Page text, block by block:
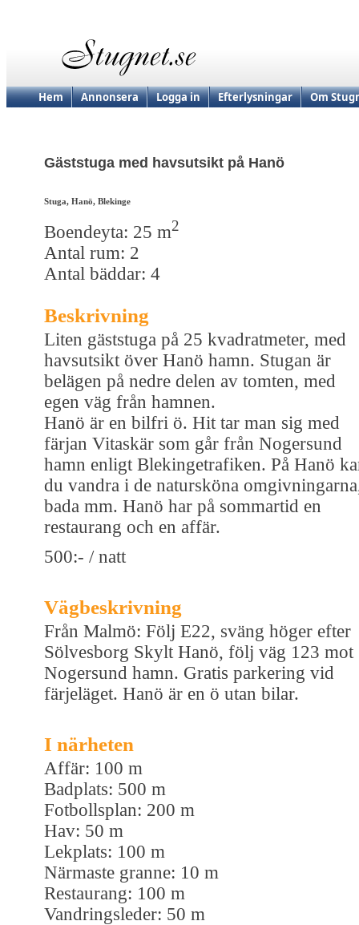
Hem Annonsera Logga in Efterlysningar Om
Gäststuga med havsutsikt på Hanö
Stuga, Hanö, Blekinge
Boendeyta: 25 m2
Antal rum: 2
Antal bäddar: 4
Beskrivning
Liten gäststuga på 25 kvadratmeter, med
havsutsikt över Hanö hamn. Stugan är
belägen på nedre delen av tomten, med
egen väg från hamnen.
Hanö är en bilfri ö. Hit tar man sig med
färjan Vitaskär som går från Nogersund
hamn enligt Blekingetrafiken. På Hanö
du vandra i de natursköna
bada mm. Hanö har på sommartid en
restaurang och en affär.
500:- / natt
Vägbeskrivning
Från Malmö: Följ E22, sväng höger efter
Sölvesborg Skylt Hanö, följ väg 123 mot
Nogersund hamn. Gratis parkering vid
färjeläget. Hanö är en ö utan bilar.
I närheten
Affär: 100 m
Badplats: 500 m
Fotbollsplan: 200 m
Hav: 50 m
Lekplats: 100 m
Närmaste granne: 10 m
Restaurang: 100 m
Vandringsleder: 50 m